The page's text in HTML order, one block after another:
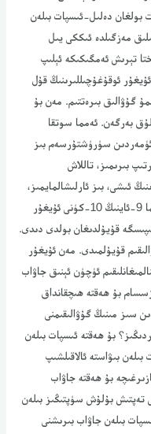
بولغان دەلىل-ئىسپات بىلەن
مەزگىلدە ئىككى يىل
تېرىش ئەمگىكىكە ئېلىپ
ئوقۇغۇچىللىرىنىڭ قۇل
گۇۋالىق بىرەتتىم. مەن بۇ
بەرگەن. ئەمما سوتقا
ئۈمەردىن سۈرۈشتۇرسەم بىز
بىرىمىز، تاللاش
ئىشى، بىز ئارلىشالمايمىز،
سىزنىڭ گۇۋالىقىڭىز تاللىنالماپتۇ ئەمما 9-ئاينىڭ 10-كۈنى ئۇيغۇر
قۇيۇلدىغان بولدى دىدى.
گۇۋالىقىم قۇيۇلمىدى. مەن ئۇيغۇر
ئۈچۈن ئېنىق جاۋاب
بۇ ھەقتە ھىچقانداق
سىز مىنىڭ گۇۋالىقىمنى
بۇ ھەقتە ئىسپات بىلەن
بىۋاستە ئالاقىلشىپ
بۇ ھەقتە جاۋاب
بۇلۇش سۈپتىڭىز بىلەن
بىلەن جاۋاب بىرىشنى